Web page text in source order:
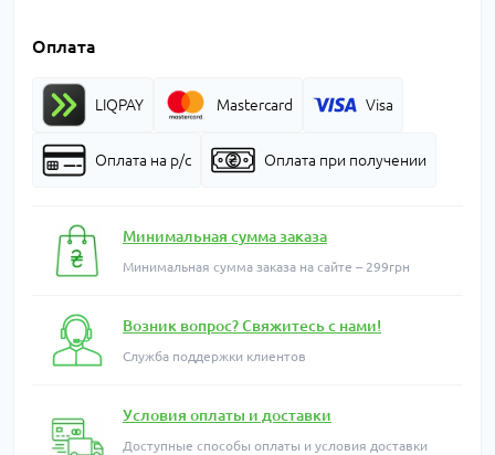
Оплата
LIQPAY Mastercard Visa
Оплата на р/с Оплата при получении
Минимальная сумма заказа
Минимальная сумма заказа на сайте – 299грн
Возник вопрос? Свяжитесь с нами!
Служба поддержки клиентов
Условия оплаты и доставки
Доступные способы оплаты и условия доставки